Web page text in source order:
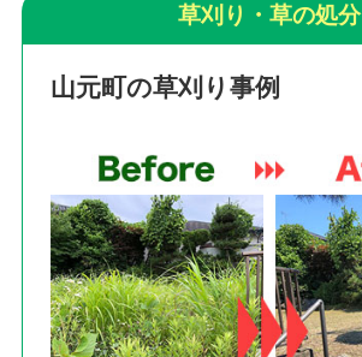
草刈り・草の処分
山元町の草刈り事例